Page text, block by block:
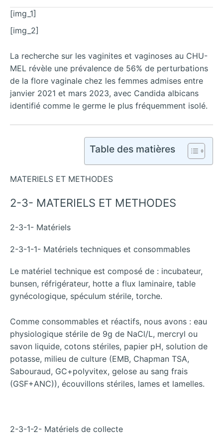
[img_1]
[img_2]
La recherche sur les vaginites et vaginoses au CHU-
MEL révèle une prévalence de 56% de perturbations
de la flore vaginale chez les femmes admises entre
janvier 2021 et mars 2023, avec Candida albicans
identifié comme le germe le plus fréquemment isolé.
Table des matières
MATERIELS ET METHODES
2-3- MATERIELS ET METHODES
2-3-1- Matériels
2-3-1-1- Matériels techniques et consommables
Le matériel technique est composé de : incubateur,
bunsen, réfrigérateur, hotte a flux laminaire, table
gynécologique, spéculum stérile, torche.
Comme consommables et réactifs, nous avons : eau
physiologique stérile de 9g de NaCl/L, mercryl ou
savon liquide, cotons stériles, papier pH, solution de
potasse, milieu de culture (EMB, Chapman TSA,
Sabouraud, GC+polyvitex, gelose au sang frais
(GSF+ANC)), écouvillons stériles, lames et lamelles.
2-3-1-2- Matériels de collecte